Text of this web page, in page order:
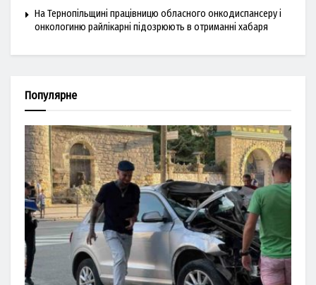
На Тернопільщині працівницю обласного онкодиспансеру і
онкологиню райлікарні підозрюють в отриманні хабаря
Популярне